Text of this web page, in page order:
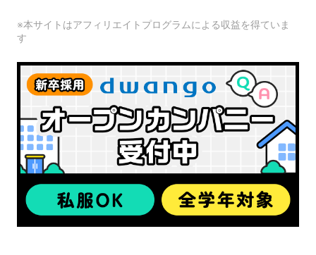
※本サイトはアフィリエイトプログラムによる収益を得ていま
す